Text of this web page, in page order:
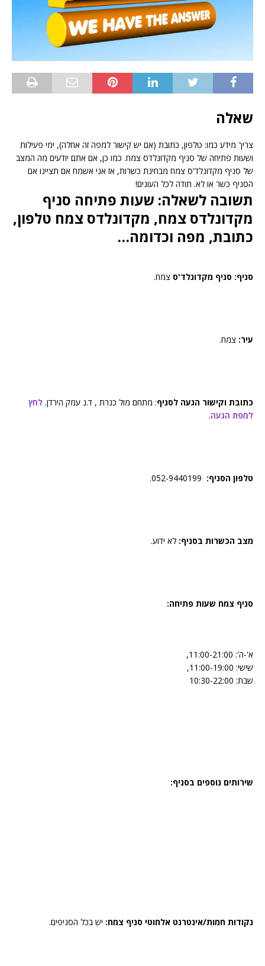
שאלה
צריך מידע כמו: טלפון, כתובת (אם יש קישור למפה זה אחלה), ימי פעילות
ושעות פתיחה של סניף מקדונלדס צמח. כמו כן, אם אתם יודעים מה המצב
של סניף מקדונלד'ס צמח מבחינת כשרות, אז אני אשמח אם תציינו אם
הסניף כשר או לא. תודה לכל העונים!
תשובה לשאלה: שעות פתיחה סניף
מקדונלדס צמח, מקדונלדס צמח טלפון,
כתובת, מפה וכדומה…
סניף: סניף מקדונלד'ס צמח.
עיר: צמח.
כתובת וקישור הגעה לסניף: מתחם מול כנרת , ד.נ עמק הירדן. לחץ
למפת הגעה.
טלפון הסניף:
מצב הכשרות בסניף: לא ידוע.
סניף צמח שעות פתיחה:
א'-ה': 11:00-21:00,
שישי: 11:00-19:00,
שבת: 10:30-22:00
שירותים נוספים בסניף:
נקודות חמות/אינטרנט אלחוטי סניף צמח: יש בכל הסניפים.